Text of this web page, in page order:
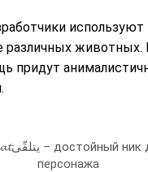
используют
различных животных.
придут
персонажа